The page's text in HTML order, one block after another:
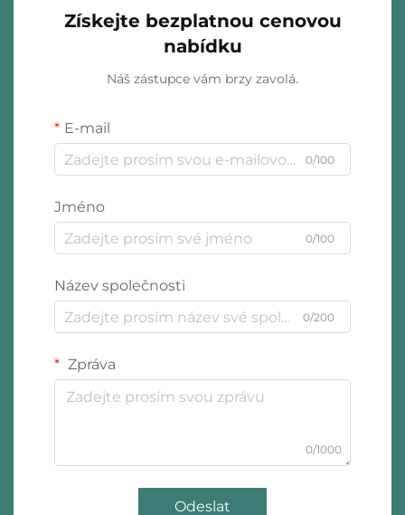
Získejte bezplatnou cenovou
nabídku
Náš zástupce vám brzy zavolá.
E-mail
0/100
Jméno
0/100
Název společnosti
0/200
Zpráva
0/1000
Odeslat